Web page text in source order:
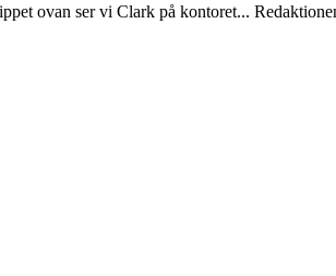
ovan ser vi Clark på kontoret...